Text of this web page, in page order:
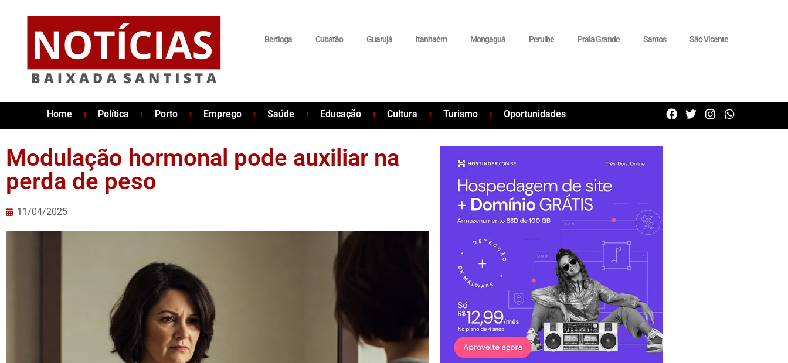
Bertioga Cubatão Guarujá itanhaém Mongaguá Peruíbe Praia Grande Santos São Vicente
Home Política Porto Emprego Saúde Educação Cultura Turismo Oportunidades
Modulação hormonal pode auxiliar na
perda de peso
11/04/2025